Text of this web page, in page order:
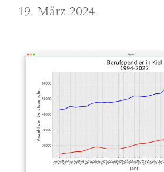
19. März 2024